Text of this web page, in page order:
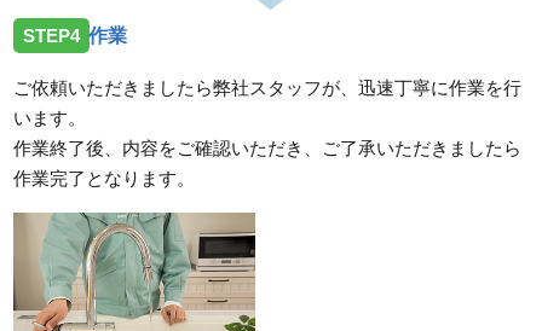
STEP4 作業
ご依頼いただきましたら弊社スタッフが、迅速丁寧に作業を行
います。
作業終了後、内容をご確認いただき、ご了承いただきましたら
作業完了となります。